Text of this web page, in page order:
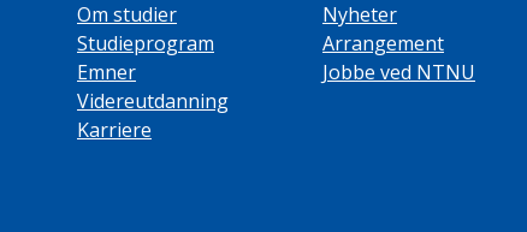
Om studier
Studieprogram
Emner
Videreutdanning
Karriere
Nyheter
Arrangement
Jobbe ved NTNU